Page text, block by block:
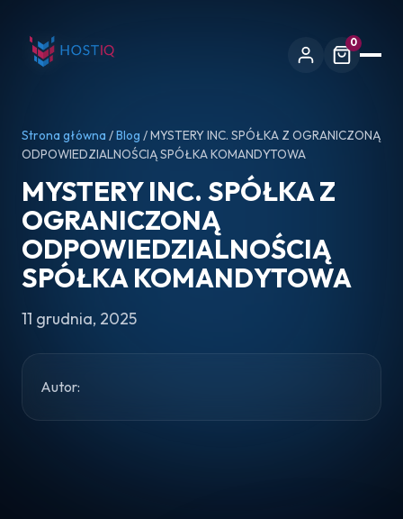
0
Strona główna /Blog / MYSTERY INC. SPÓŁKA Z OGRANICZONĄ
ODPOWIEDZIALNOŚCIĄ SPÓŁKA KOMANDYTOWA
MYSTERY INC. SPÓŁKA Z
OGRANICZONĄ
ODPOWIEDZIALNOŚCIĄ
SPÓŁKA KOMANDYTOWA
11 grudnia, 2025
Autor: